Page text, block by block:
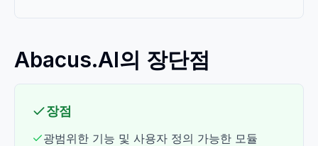
Abacus.AI의 장단점
장점
광범위한 기능 및 사용자 정의 가능한 모듈